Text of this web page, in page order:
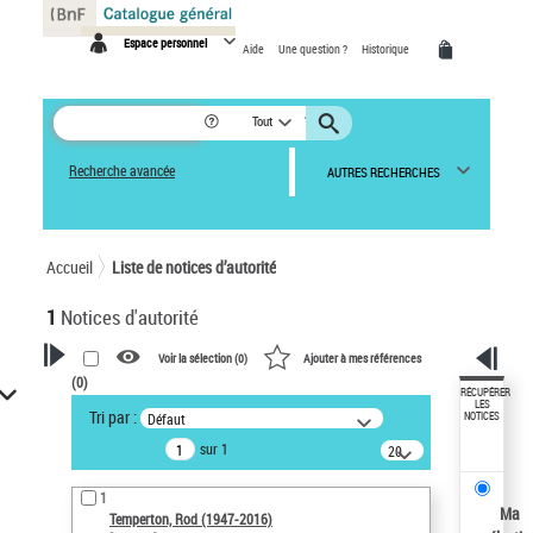
Espace personnel Aide Une question ? Historique
Tout
Recherche avancée AUTRES RECHERCHES
Accueil Liste de notices d’autorité
1 Notices d'autorité
VOTRE RECHERCHE
Recherche avancée dans les
notices d’autorité
Œuvres liées à l'auteur :
Temperton, Rod (1947-2016)
Voir la sélection (0) Ajouter à mes références
(0)
Tri par : Défaut
sur 1
20
résultats/page
1
Temperton, Rod (1947-2016)
RÉCUPÉRER
LES
NOTICES
Ma
Panneau de gestion des cookies